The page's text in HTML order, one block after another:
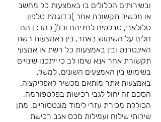
ובשירותים הכלולים בו באמצעות כל מחשב
או מכשיר תקשורת אחר )כדוגמת טלפון
סלולארי, טבלטים למיניהם וכו‘( כמו כן הם
חלים על השימוש באתר, בין באמצעות רשת
האינטרנט ובין באמצעות כל רשת או אמצעי
תקשורת אחר אנא שימו לב כי ייתכנו שינויים
בשימוש בין האמצעים השונים, למשל,
באמצעות אתר מותאם מכשיר לאפליקציה.
הסכם זה יחול לגבי רכישות בפלטפורמה,
הכוללת מכירת עזרי לימוד מונטסוריים, מתן
שירותי שילוח ועמילות מכס אגב רכישת